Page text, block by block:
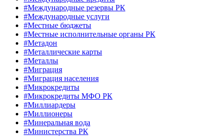
#Международные резервы РК
#Международные услуги
#Местные бюджеты
#Местные исполнительные органы РК
#Метадон
#Металлические карты
#Металлы
#Миграция
#Миграция населения
#Микрокредиты
#Микрокредиты МФО РК
#Миллиардеры
#Миллионеры
#Минеральная вода
#Министерства РК